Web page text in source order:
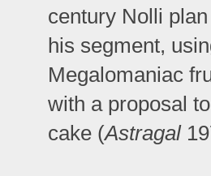
century Nolli
his segment,
Megalomaniac
with a proposal
cake (Astragal